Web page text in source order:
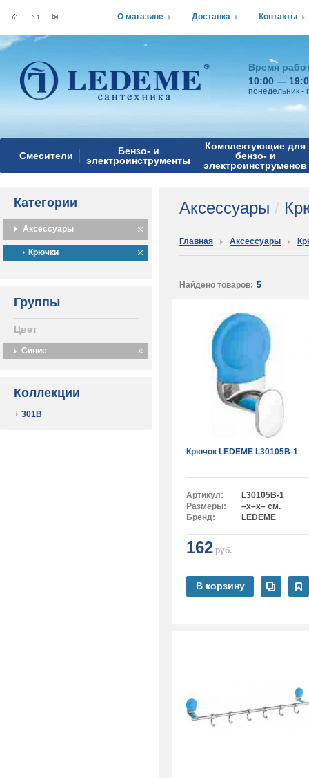
Время
10:00 —
понедельник -
Смесители
Бензо- и
электроинструменты
Комплектующие для
бензо- и
электроинструменов
Категории
Аксессуары
Крючки
Группы
Цвет
Синие
Коллекции
301B
Аксессуары /
Главная Аксессуары
Найдено товаров: 5
Крючок LEDEME L30105B-1
Артикул:
L30105B-1
Размеры:
–x–x– см.
Бренд:
LEDEME
162 руб.
В корзину
О магазине Доставка Контакты